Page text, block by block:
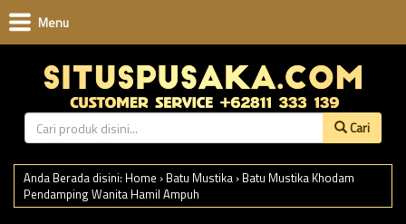
Cari
Menu
Anda Berada disini: Home › Batu Mustika › Batu Mustika Khodam
Pendamping Wanita Hamil Ampuh